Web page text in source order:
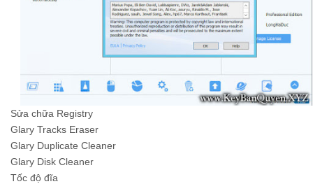
Sửa chữa Registry
Glary Tracks Eraser
Glary Duplicate Cleaner
Glary Disk Cleaner
Tốc độ đĩa